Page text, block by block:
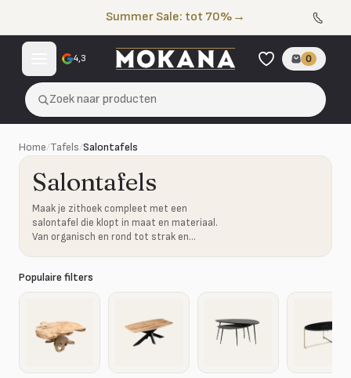
Summer Sale: tot 70% →
4,3 0
Zoek naar producten
Home/Tafels/Salontafels
Salontafels
Maak je zithoek compleet met een
salontafel die klopt in maat en materiaal.
Van organisch en rond tot strak en
Populaire filters